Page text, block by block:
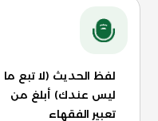
لفظ الحديث (لا تبع ما
ليس عندك) أبلغ من
تعبير الفقهاء